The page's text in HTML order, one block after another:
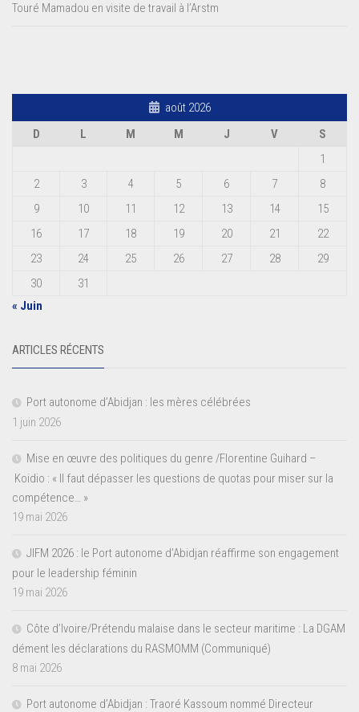
Touré Mamadou en visite de travail à l’Arstm
août 2026
D
L M M J V
S
1
2
3 4 5 6 7
8
9
10 11 12 13 14
15
16
17 18 19 20 21
22
23
24 25 26 27 28
29
30
31
« Juin
ARTICLES RÉCENTS
Port autonome d’Abidjan : les mères célébrées
1 juin 2026
Mise en œuvre des politiques du genre /Florentine Guihard –
Koidio : « Il faut dépasser les questions de quotas pour miser sur la
compétence… »
19 mai 2026
JIFM 2026 : le Port autonome d’Abidjan réaffirme son engagement
pour le leadership féminin
19 mai 2026
Côte d’Ivoire/Prétendu malaise dans le secteur maritime : La DGAM
dément les déclarations du RASMOMM (Communiqué)
8 mai 2026
Port autonome d’Abidjan : Traoré Kassoum nommé Directeur